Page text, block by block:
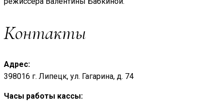
Контакты
Адрес:
398016 г. Липецк, ул. Гагарина, д. 74
Часы работы кассы: